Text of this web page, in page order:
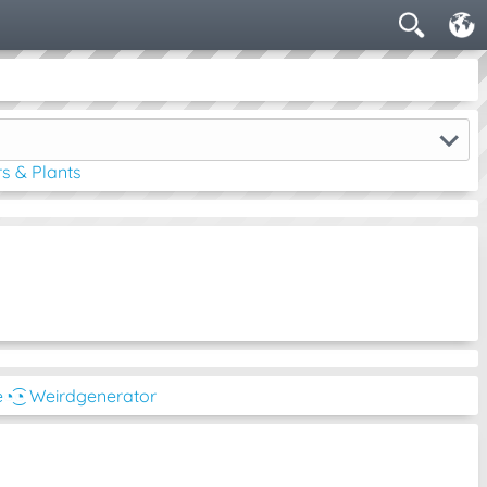
& Plants
◔͜͡◔ Weirdgenerator